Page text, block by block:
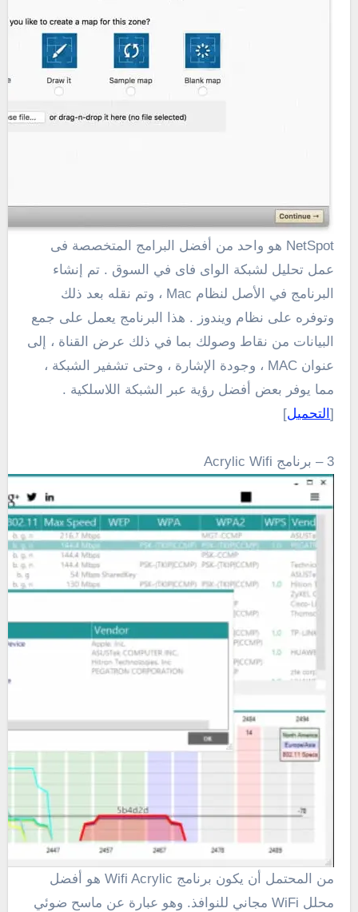
NetSpot هو واحد من أفضل البرامج المتخصصة فى
عمل تحليل لشبكة الواى فاى في السوق . تم إنشاء
البرنامج في الأصل لنظام Mac ، وتم نقله بعد ذلك
وتوفره على نظام ويندوز . هذا البرنامج يعمل على جمع
البيانات من نقاط وصولك بما في ذلك عرض القناة ، إلى
عنوان MAC ، وجودة الإشارة ، وحتى تشفير الشبكة ،
مما يوفر بعض أفضل رؤية عبر الشبكة اللاسلكية .
[التحميل]
3 – برنامج Acrylic Wifi
من المحتمل أن يكون برنامج Wifi Acrylic هو أفضل
محلل WiFi مجاني للنوافذ. وهو عبارة عن ماسح ضوئي